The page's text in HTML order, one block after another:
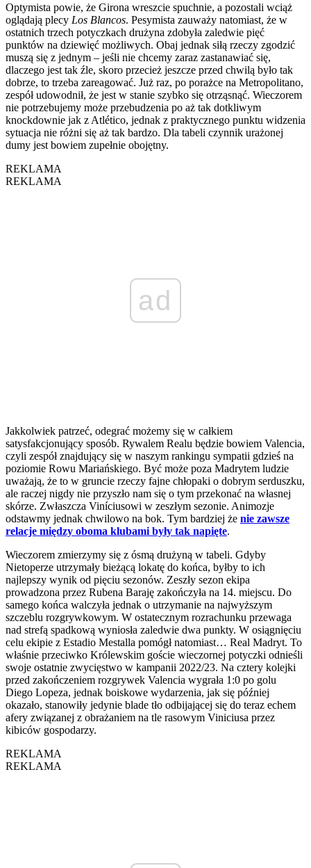
Optymista powie, że Girona wreszcie spuchnie, a pozostali wciąż
oglądają plecy Los Blancos. Pesymista zauważy natomiast, że w
ostatnich trzech potyczkach drużyna zdobyła zaledwie pięć
punktów na dziewięć możliwych. Obaj jednak siłą rzeczy zgodzić
muszą się z jednym – jeśli nie chcemy zaraz zastanawiać się,
dlaczego jest tak źle, skoro przecież jeszcze przed chwilą było tak
dobrze, to trzeba zareagować. Już raz, po porażce na Metropolitano,
zespół udowodnił, że jest w stanie szybko się otrząsnąć. Wieczorem
nie potrzebujemy może przebudzenia po aż tak dotkliwym
knockdownie jak z Atlético, jednak z praktycznego punktu widzenia
sytuacja nie różni się aż tak bardzo. Dla tabeli czynnik urażonej
dumy jest bowiem zupełnie obojętny.
REKLAMA
REKLAMA
ad
Jakkolwiek patrzeć, odegrać możemy się w całkiem
satysfakcjonujący sposób. Rywalem Realu będzie bowiem Valencia,
czyli zespół znajdujący się w naszym rankingu sympatii gdzieś na
poziomie Rowu Mariańskiego. Być może poza Madrytem ludzie
uważają, że to w gruncie rzeczy fajne chłopaki o dobrym serduszku,
ale raczej nigdy nie przyszło nam się o tym przekonać na własnej
skórze. Zwłaszcza Viníciusowi w zeszłym sezonie. Animozje
odstawmy jednak chwilowo na bok. Tym bardziej że nie zawsze
relacje między oboma klubami były tak napięte.
Wieczorem zmierzymy się z ósmą drużyną w tabeli. Gdyby
Nietoperze utrzymały bieżącą lokatę do końca, byłby to ich
najlepszy wynik od pięciu sezonów. Zeszły sezon ekipa
prowadzona przez Rubena Baraję zakończyła na 14. miejscu. Do
samego końca walczyła jednak o utrzymanie na najwyższym
szczeblu rozgrywkowym. W ostatecznym rozrachunku przewaga
nad strefą spadkową wyniosła zaledwie dwa punkty. W osiągnięciu
celu ekipie z Estadio Mestalla pomógł natomiast… Real Madryt. To
właśnie przeciwko Królewskim goście wieczornej potyczki odnieśli
swoje ostatnie zwycięstwo w kampanii 2022/23. Na cztery kolejki
przed zakończeniem rozgrywek Valencia wygrała 1:0 po golu
Diego Lopeza, jednak boiskowe wydarzenia, jak się później
okazało, stanowiły jedynie blade tło odbijającej się do teraz echem
afery związanej z obrażaniem na tle rasowym Viniciusa przez
kibiców gospodarzy.
REKLAMA
REKLAMA